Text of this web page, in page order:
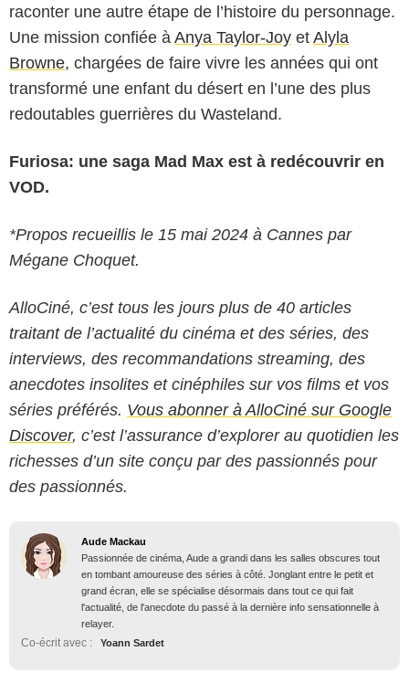
raconter une autre étape de l’histoire du personnage.
Une mission confiée à Anya Taylor-Joy et Alyla
Browne, chargées de faire vivre les années qui ont
transformé une enfant du désert en l’une des plus
redoutables guerrières du Wasteland.
Furiosa: une saga Mad Max est à redécouvrir en
VOD.
*Propos recueillis le 15 mai 2024 à Cannes par
Mégane Choquet.
AlloCiné, c’est tous les jours plus de 40 articles
traitant de l’actualité du cinéma et des séries, des
interviews, des recommandations streaming, des
anecdotes insolites et cinéphiles sur vos films et vos
séries préférés. Vous abonner à AlloCiné sur Google
Discover, c’est l’assurance d’explorer au quotidien les
richesses d’un site conçu par des passionnés pour
des passionnés.
Aude Mackau
Passionnée de cinéma, Aude a grandi dans les salles obscures tout
en tombant amoureuse des séries à côté. Jonglant entre le petit et
grand écran, elle se spécialise désormais dans tout ce qui fait
l'actualité, de l'anecdote du passé à la dernière info sensationnelle à
relayer.
Co-écrit avec : Yoann Sardet